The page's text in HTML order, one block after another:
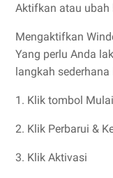
Aktifkan atau
Mengaktifkan
Yang perlu Anda
langkah sederhana
1. Klik tombol
2. Klik Perbarui &
3. Klik Aktivasi